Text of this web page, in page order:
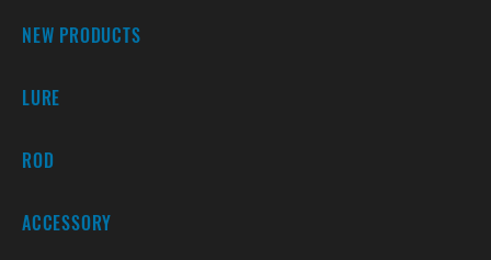
NEW PRODUCTS
LURE
ROD
ACCESSORY